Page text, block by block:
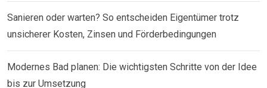
Sanieren oder warten? So entscheiden Eigentümer trotz
unsicherer Kosten, Zinsen und Förderbedingungen
Modernes Bad planen: Die wichtigsten Schritte von der Idee
bis zur Umsetzung